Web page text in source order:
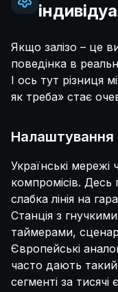
Якщо залізо – це
поведінка в
І ось тут різниця
як треба» стає
Налаштування
Українські
компромісів. Десь
слабка лінія на
Станція з
таймерами,
Європейські
часто дають
сегменті за